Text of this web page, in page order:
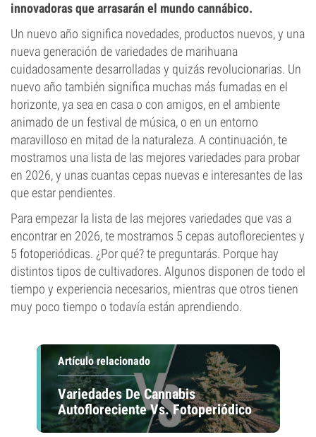
innovadoras que arrasarán el mundo cannábico.
Un nuevo año significa novedades, productos nuevos, y una
nueva generación de variedades de marihuana
cuidadosamente desarrolladas y quizás revolucionarias. Un
nuevo año también significa muchas más fumadas en el
horizonte, ya sea en casa o con amigos, en el ambiente
animado de un festival de música, o en un entorno
maravilloso en mitad de la naturaleza. A continuación, te
mostramos una lista de las mejores variedades para probar
en 2026, y unas cuantas cepas nuevas e interesantes de las
que estar pendientes.
Para empezar la lista de las mejores variedades que vas a
encontrar en 2026, te mostramos 5 cepas autoflorecientes y
5 fotoperiódicas. ¿Por qué? te preguntarás. Porque hay
distintos tipos de cultivadores. Algunos disponen de todo el
tiempo y experiencia necesarios, mientras que otros tienen
muy poco tiempo o todavía están aprendiendo.
Artículo relacionado
Variedades De Cannabis
Autofloreciente Vs. Fotoperiódico